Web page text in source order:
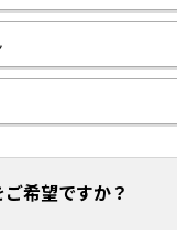
希望ですか？